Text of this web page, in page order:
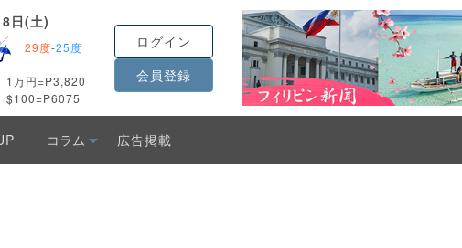
日(土)
29度-25度
1万円=P3,820
$100=P6075
ログイン
会員登録
コラム 広告掲載